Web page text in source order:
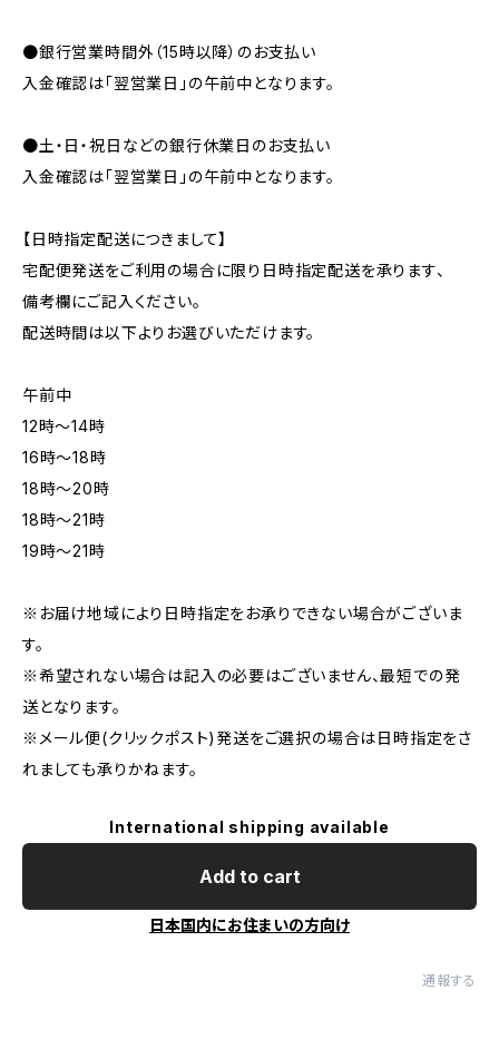
●銀行営業時間外（15時以降）のお支払い
入金確認は「翌営業日」の午前中となります。
●土・日・祝日などの銀行休業日のお支払い
入金確認は「翌営業日」の午前中となります。
【日時指定配送につきまして】
宅配便発送をご利用の場合に限り日時指定配送を承ります、
備考欄にご記入ください。
配送時間は以下よりお選びいただけます。
午前中
12時〜14時
16時〜18時
18時〜20時
18時〜21時
19時〜21時
※お届け地域により日時指定をお承りできない場合がございま
す。
※希望されない場合は記入の必要はございません、最短での発
送となります。
※メール便(クリックポスト)発送をご選択の場合は日時指定をさ
れましても承りかねます。
International shipping available
Add to cart
日本国内にお住まいの方向け
通報する